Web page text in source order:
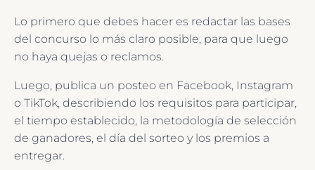
Lo primero que debes hacer es redactar las bases
del concurso lo más claro posible, para que luego
no haya quejas o reclamos.
Luego, publica un posteo en Facebook, Instagram
o TikTok, describiendo los requisitos para participar,
el tiempo establecido, la metodología de selección
de ganadores, el día del sorteo y los premios a
entregar.